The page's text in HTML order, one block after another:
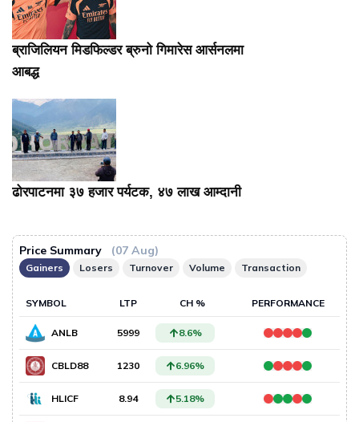
ब्राजिलियन मिडफिल्डर ब्रुनो गिमारेस आर्सनलमा
आबद्ध
ढोरपाटनमा ३७ हजार पर्यटक, ४७ लाख आम्दानी